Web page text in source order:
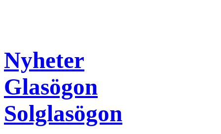
Nyheter
Glasögon
Solglasögon